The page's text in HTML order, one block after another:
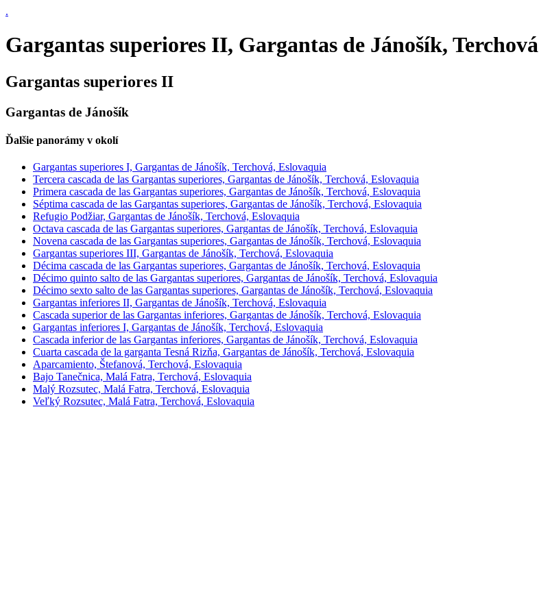
.
Gargantas superiores II, Gargantas de Jánošík, Terchová
Gargantas superiores II
Gargantas de Jánošík
Ďalšie panorámy v okolí
Gargantas superiores I, Gargantas de Jánošík, Terchová, Eslovaquia
Tercera cascada de las Gargantas superiores, Gargantas de Jánošík, Terchová, Eslovaquia
Primera cascada de las Gargantas superiores, Gargantas de Jánošík, Terchová, Eslovaquia
Séptima cascada de las Gargantas superiores, Gargantas de Jánošík, Terchová, Eslovaquia
Refugio Podžiar, Gargantas de Jánošík, Terchová, Eslovaquia
Octava cascada de las Gargantas superiores, Gargantas de Jánošík, Terchová, Eslovaquia
Novena cascada de las Gargantas superiores, Gargantas de Jánošík, Terchová, Eslovaquia
Gargantas superiores III, Gargantas de Jánošík, Terchová, Eslovaquia
Décima cascada de las Gargantas superiores, Gargantas de Jánošík, Terchová, Eslovaquia
Décimo quinto salto de las Gargantas superiores, Gargantas de Jánošík, Terchová, Eslovaquia
Décimo sexto salto de las Gargantas superiores, Gargantas de Jánošík, Terchová, Eslovaquia
Gargantas inferiores II, Gargantas de Jánošík, Terchová, Eslovaquia
Cascada superior de las Gargantas inferiores, Gargantas de Jánošík, Terchová, Eslovaquia
Gargantas inferiores I, Gargantas de Jánošík, Terchová, Eslovaquia
Cascada inferior de las Gargantas inferiores, Gargantas de Jánošík, Terchová, Eslovaquia
Cuarta cascada de la garganta Tesná Rizňa, Gargantas de Jánošík, Terchová, Eslovaquia
Aparcamiento, Štefanová, Terchová, Eslovaquia
Bajo Tanečnica, Malá Fatra, Terchová, Eslovaquia
Malý Rozsutec, Malá Fatra, Terchová, Eslovaquia
Veľký Rozsutec, Malá Fatra, Terchová, Eslovaquia